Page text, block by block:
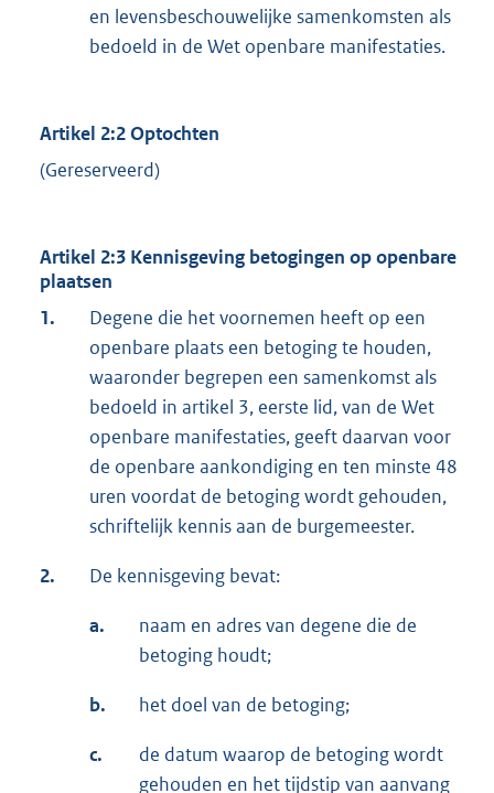
en levensbeschouwelijke samenkomsten als
bedoeld in de Wet openbare manifestaties.
Artikel 2:2 Optochten
(Gereserveerd)
Artikel 2:3 Kennisgeving betogingen op openbare
plaatsen
1.
Degene die het voornemen heeft op een
openbare plaats een betoging te houden,
waaronder begrepen een samenkomst als
bedoeld in artikel 3, eerste lid, van de Wet
openbare manifestaties, geeft daarvan voor
de openbare aankondiging en ten minste 48
uren voordat de betoging wordt gehouden,
schriftelijk kennis aan de burgemeester.
2. De kennisgeving bevat:
a.
naam en adres van degene die de
betoging houdt;
b. het doel van de betoging;
c.
de datum waarop de betoging wordt
gehouden en het tijdstip van aanvang